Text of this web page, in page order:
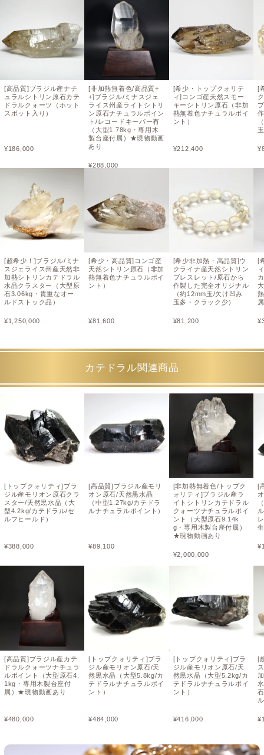
[高品質]ブラジル産ナチ
ュラルシトリン原石カテ
ドラルクォーツ（ホット
スポット入り）
¥186,000
[超希少！]ブラジル/ミナ
スジェライス州産天然非
加熱シトリンカテドラル
水晶クラスター（大型原
石3.06kg・貴重なオー
ルドストック品）
¥1,250,000
[非加熱無着色/高品質+
+]ブラジル/ミナスジェ
ライス州産ライトシトリ
ン原石ナチュラルポイン
ト/レコードキーパー有
（大型1.78kg・専用木
製台座付属）★現物動画
あり
¥288,000
[希少・高品質]コンゴ産
天然シトリン原石（非加
熱無着色ナチュラルポイ
ント）
¥81,600
[希少・トップクォリテ
ィ]コンゴ産天然スモー
キーシトリン原石（非加
熱無着色ナチュラルポイ
ント）
¥212,400
[希少非加熱・高品質]ウ
クライナ産天然シトリン
ブレスレット/原石から
作製した完全オリジナル
（約12mm玉/欠け凹み
玉多・クラック少）
¥81,200
[
¥
[
¥
カテドラル関連商品
[トップクォリティ]ブラ
ジル産モリオン原石クラ
スター/天然黒水晶（大
型4.2kg/カテドラル/セ
ルフヒールド）
¥388,000
[高品質]ブラジル産カテ
ドラルクォーツナチュラ
ルポイント（大型原石4.
1kg・専用木製台座付
属）★現物動画あり
¥480,000
[高品質]ブラジル産モリ
オン原石/天然黒水晶
（中型1.27kg/カテドラ
ルナチュラルポイント）
¥89,100
[トップクォリティ]ブラ
ジル産モリオン原石/天
然黒水晶（大型5.8kg/カ
テドラルナチュラルポイ
ント）
¥484,000
[非加熱無着色/トップク
ォリティ]ブラジル産ラ
イトシトリンカテドラル
クォーツナチュラルポイ
ント（大型原石9.14k
g・専用木製台座付属）
★現物動画あり
¥2,000,000
[トップクォリティ]ブラ
ジル産モリオン原石/天
然黒水晶（大型5.2kg/カ
テドラルナチュラルポイ
ント）
¥416,000
[
¥
[
¥